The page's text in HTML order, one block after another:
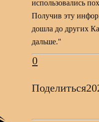
использовались
Получив эту
дошла до других
дальше."
0
Поделиться